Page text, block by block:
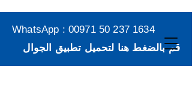
WhatsApp : 00971 50 237 1634
قم بالضغط هنا لتحميل تطبيق الجوال